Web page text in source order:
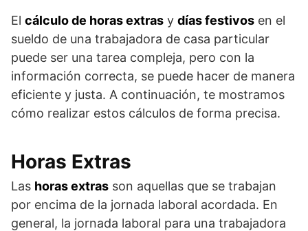
El cálculo de horas extras y días festivos en el
sueldo de una trabajadora de casa particular
puede ser una tarea compleja, pero con la
información correcta, se puede hacer de manera
eficiente y justa. A continuación, te mostramos
cómo realizar estos cálculos de forma precisa.
Horas Extras
Las horas extras son aquellas que se trabajan
por encima de la jornada laboral acordada. En
general, la jornada laboral para una trabajadora